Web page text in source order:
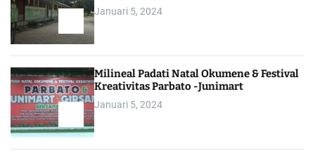
Januari 5, 2024
Milineal Padati Natal Okumene & Festival
Kreativitas Parbato -Junimart
Januari 5, 2024